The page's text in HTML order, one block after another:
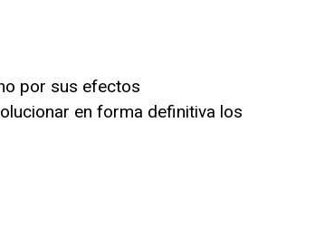
por sus efectos
en forma definitiva los